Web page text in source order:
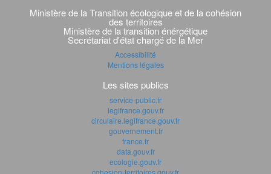
transverse
Ministère de la Transition écologique et de la cohésion
des territoires
Ministère de la transition énérgétique
Secrétariat d'état chargé de la Mer
Accessibilité
Mentions légales
Les sites publics
service-public.fr
legifrance.gouv.fr
circulaire.legifrance.gouv.fr
gouvernement.fr
france.fr
data.gouv.fr
ecologie.gouv.fr
cohesion-territoires.gouv.fr